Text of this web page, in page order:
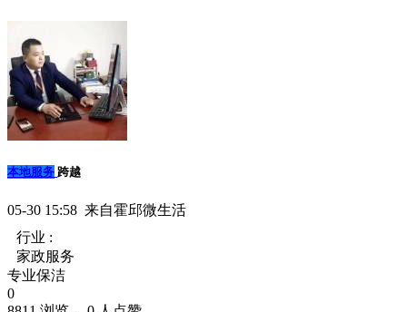
本地服务 跨越
05-30 15:58 来自霍邱微生活
行业 :
家政服务
专业保洁
0